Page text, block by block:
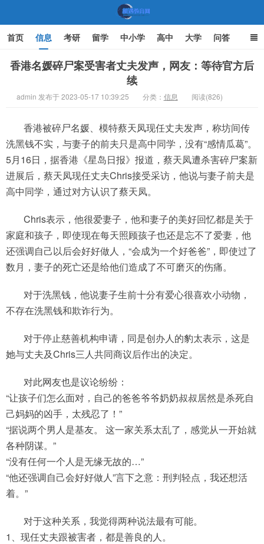
机遇教育网
首页 信息 考研 留学 中小学 高中 大学 问答
文化 家庭教育
香港名媛碎尸案受害者丈夫发声，网友：等待官方后
续
admin 发布于 2023-05-17 10:39:25 分类： 信息 阅读(826)
香港被碎尸名媛、模特蔡天凤现任丈夫发声，称坊间传
洗黑钱不实，与妻子的前夫只是高中同学，没有“感情瓜葛”。
5月16日，据香港《星岛日报》报道，蔡天凤遭杀害碎尸案新
进展后，蔡天凤现任丈夫Chris接受采访，他说与妻子前夫是
高中同学，通过对方认识了蔡天凤。
Chris表示，他很爱妻子，他和妻子的美好回忆都是关于
家庭和孩子，即使现在每天照顾孩子也还是忘不了爱妻，他
还强调自己以后会好好做人，“会成为一个好爸爸”，即使过了
数月，妻子的死亡还是给他们造成了不可磨灭的伤痛。
对于洗黑钱，他说妻子生前十分有爱心很喜欢小动物，
不存在洗黑钱和欺诈行为。
对于停止慈善机构申请，同是创办人的豹太表示，这是
她与丈夫及Chris三人共同商议后作出的决定。
对此网友也是议论纷纷：
“让孩子们怎么面对，自己的爸爸爷爷奶奶叔叔居然是杀死自
己妈妈的凶手，太残忍了！”
“据说两个男人是基友。 这一家关系太乱了，感觉从一开始就
各种阴谋。”
“没有任何一个人是无缘无故的…”
“他还强调自己会好好做人”言下之意：刑判轻点，我还想活
着。”
对于这种关系，我觉得两种说法最有可能。
1、现任丈夫跟被害者，都是善良的人。